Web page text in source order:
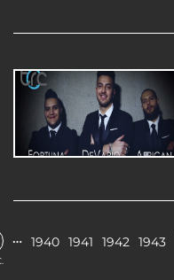
… 1940 1941 1942 1943